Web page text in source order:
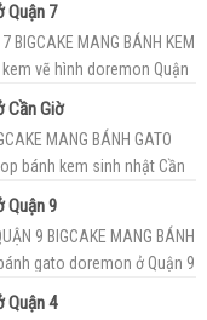
Quận 7
BIGCAKE MANG BÁNH KEM
kem vẽ hình doremon Quận
Cần Giờ
MANG BÁNH GATO
bánh kem sinh nhật Cần
Quận 9
9 BIGCAKE MANG BÁNH
gato doremon ở Quận 9
Quận 4